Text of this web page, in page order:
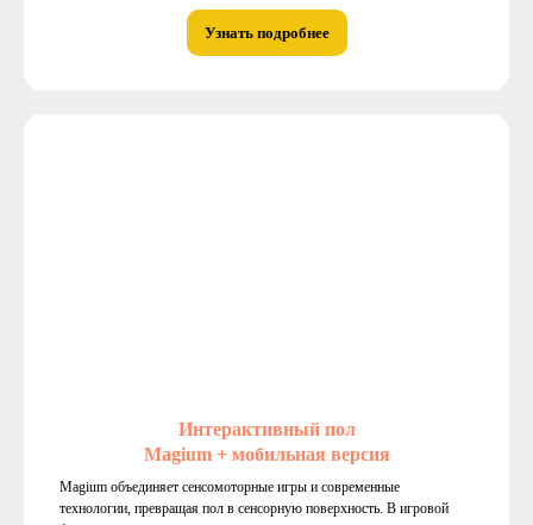
Узнать подробнее
Интерактивный пол
Magium + мобильная версия
Magium объединяет сенсомоторные игры и современные
технологии, превращая пол в сенсорную поверхность. В игровой